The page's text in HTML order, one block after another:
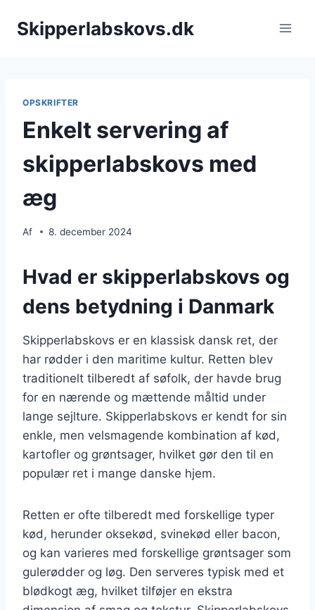
Skipperlabskovs.dk
OPSKRIFTER
Enkelt servering af
skipperlabskovs med
æg
Af 8. december 2024
Hvad er skipperlabskovs og
dens betydning i Danmark
Skipperlabskovs er en klassisk dansk ret, der
har rødder i den maritime kultur. Retten blev
traditionelt tilberedt af søfolk, der havde brug
for en nærende og mættende måltid under
lange sejlture. Skipperlabskovs er kendt for sin
enkle, men velsmagende kombination af kød,
kartofler og grøntsager, hvilket gør den til en
populær ret i mange danske hjem.
Retten er ofte tilberedt med forskellige typer
kød, herunder oksekød, svinekød eller bacon,
og kan varieres med forskellige grøntsager som
gulerødder og løg. Den serveres typisk med et
blødkogt æg, hvilket tilføjer en ekstra